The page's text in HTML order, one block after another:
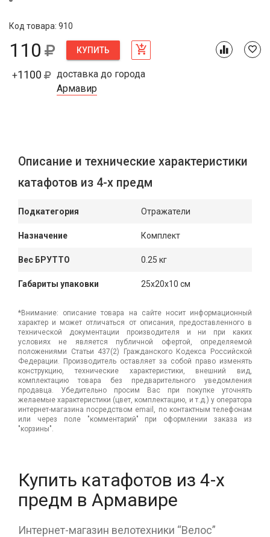
Код товара: 910
110 КУПИТЬ
+1100
доставка до города
Армавир
Описание и технические характеристики
катафотов из 4-х предм
Подкатегория Отражатели
Назначение Комплект
Вес БРУТТО 0.25 кг
Габариты упаковки 25x20x10 см
*Внимание: описание товара на сайте носит информационный
характер и может отличаться от описания, предоставленного в
технической документации производителя и ни при каких
условиях не является публичной офертой, определяемой
положениями Статьи 437(2) Гражданского Кодекса Российской
Федерации. Производитель оставляет за собой право изменять
конструкцию, технические характеристики, внешний вид,
комплектацию товара без предварительного уведомления
продавца. Убедительно просим Вас при покупке уточнять
желаемые характеристики (цвет, комплектацию, и т.д.) у оператора
интернет-магазина посредством email, по контактным телефонам
или через поле "комментарий" при оформлении заказа из
"корзины".
Купить катафотов из 4-х
предм в Армавире
Интернет-магазин велотехники “Велос”